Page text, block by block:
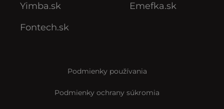
Yimba.sk
Fontech.sk
Emefka.sk
Podmienky používania
Podmienky ochrany súkromia